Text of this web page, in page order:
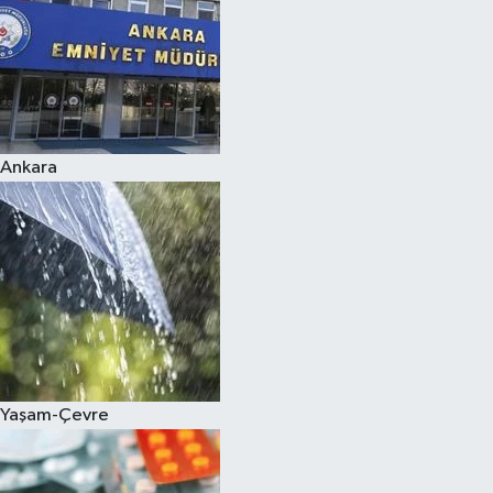
Ankara
Yaşam-Çevre
Yaşam-Çevre